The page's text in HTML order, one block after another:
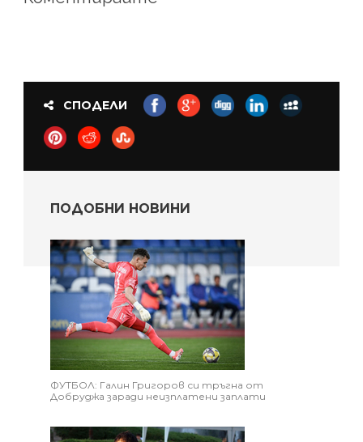
СПОДЕЛИ
ПОДОБНИ НОВИНИ
ФУТБОЛ: Галин Григоров си тръгна от
Добруджа заради неизплатени заплати